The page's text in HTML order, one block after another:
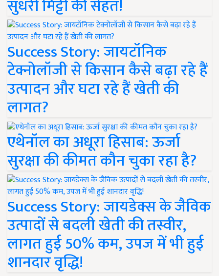
सुधरी मिट्टी की सेहत!
Success Story: जायटॉनिक
टेक्नोलॉजी से किसान कैसे बढ़ा रहे हैं
उत्पादन और घटा रहे हैं खेती की
लागत?
एथेनॉल का अधूरा हिसाब: ऊर्जा
सुरक्षा की कीमत कौन चुका रहा है?
Success Story: जायडेक्स के जैविक
उत्पादों से बदली खेती की तस्वीर,
लागत हुई 50% कम, उपज में भी हुई
शानदार वृद्धि!